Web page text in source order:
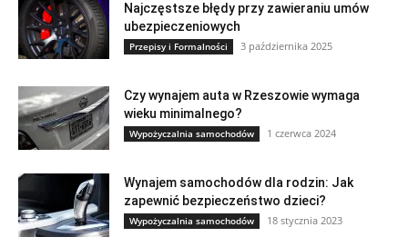
Najczęstsze błędy przy zawieraniu umów
ubezpieczeniowych
Przepisy i Formalności 3 października 2025
Czy wynajem auta w Rzeszowie wymaga
wieku minimalnego?
Wypożyczalnia samochodów 1 czerwca 2024
Wynajem samochodów dla rodzin: Jak
zapewnić bezpieczeństwo dzieci?
Wypożyczalnia samochodów 18 stycznia 2023